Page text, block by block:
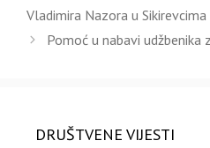
Vladimira Nazora u Sikirevcima
Pomoć u nabavi udžbenika
DRUŠTVENE VIJESTI